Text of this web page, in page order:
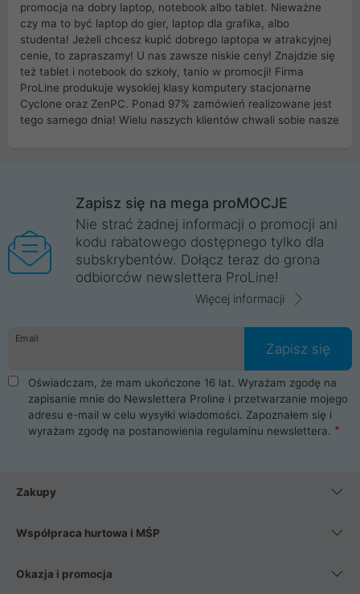
promocja na dobry laptop, notebook albo tablet. Nieważne
czy ma to być laptop do gier, laptop dla grafika, albo
studenta! Jeżeli chcesz kupić dobrego laptopa w atrakcyjnej
cenie, to zapraszamy! U nas zawsze niskie ceny! Znajdzie się
też tablet i notebook do szkoły, tanio w promocji! Firma
ProLine produkuje wysokiej klasy komputery stacjonarne
Cyclone oraz ZenPC. Ponad 97% zamówień realizowane jest
tego samego dnia! Wielu naszych klientów chwali sobie nasze
Wrocław, Poznań, Legnica, Katowice, Gliwice, Kalisz, Bytom,
Trzebnica, Opole. Szybka i profesjonalna obsługa!
ProLine to polska firma ze 100% polskim kapitałem. Działamy
legalnie i płacimy podatki w naszym kraju! Posiadamy siedzibę
główną w Mirkowie oraz salony na terenie kraju. Cała
komunikacja ze sklepem komputerowym ProLine jest
danych osobowych. Dlatego zakup notebooka albo laptopa w
ProLine to czysta przyjemność i pełne bezpieczeństwo.
Zaopatrzysz się u nas w akcesoria i części komputerowe
takie jak procesory, karty graficzne, płyty główne, pamięci,
dyski SSD, M.2 oraz HDD. Nasi pracownicy pomogą Ci wybrać
najlepszy zasilacz komputerowy oraz obudowę do komputera.
Poza komputerami mamy również najlepsze na rynku
Smartfony takich producentów jak Xiaomi, Apple, Samsung i
wentylatory. Na koniec mając już to wszystko, możesz
Zapisz się na mega proMOCJE
Nie strać żadnej informacji o promocji ani
kodu rabatowego dostępnego tylko dla
subskrybentów. Dołącz teraz do grona
odbiorców newslettera ProLine!
Więcej informacji
Email
Zapisz się
Oświadczam, że mam ukończone 16 lat. Wyrażam zgodę na
zapisanie mnie do Newslettera Proline i przetwarzanie mojego
adresu e-mail w celu wysyłki wiadomości. Zapoznałem się i
wyrażam zgodę na postanowienia regulaminu newslettera.
Zakupy
Współpraca hurtowa i MŚP
Okazja i promocja